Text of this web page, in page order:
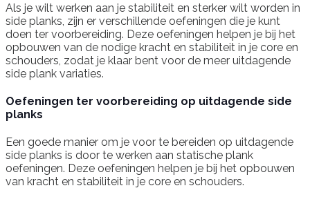
Als je wilt werken aan je stabiliteit en sterker wilt worden in
side planks, zijn er verschillende oefeningen die je kunt
doen ter voorbereiding. Deze oefeningen helpen je bij het
opbouwen van de nodige kracht en stabiliteit in je core en
schouders, zodat je klaar bent voor de meer uitdagende
side plank variaties.
Oefeningen ter voorbereiding op uitdagende side
planks
Een goede manier om je voor te bereiden op uitdagende
side planks is door te werken aan statische plank
oefeningen. Deze oefeningen helpen je bij het opbouwen
van kracht en stabiliteit in je core en schouders.